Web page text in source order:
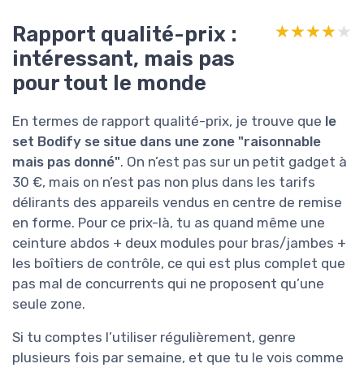
Rapport qualité-prix :
intéressant, mais pas
pour tout le monde
★★★★★
★★★★★
En termes de rapport qualité-prix, je trouve que le
set Bodify se situe dans une zone "raisonnable
mais pas donné". On n’est pas sur un petit gadget à
30 €, mais on n’est pas non plus dans les tarifs
délirants des appareils vendus en centre de remise
en forme. Pour ce prix-là, tu as quand même une
ceinture abdos + deux modules pour bras/jambes +
les boîtiers de contrôle, ce qui est plus complet que
pas mal de concurrents qui ne proposent qu’une
seule zone.
Si tu comptes l’utiliser régulièrement, genre
plusieurs fois par semaine, et que tu le vois comme